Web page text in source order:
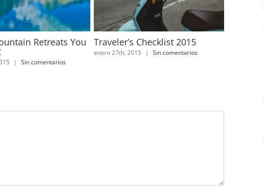
Retreats You
| Sin comentarios
Traveler’s Checklist 2015
enero 27th, 2015 | Sin comentarios